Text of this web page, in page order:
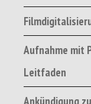
Aufnahme mit
Leitfaden
Ankündigung